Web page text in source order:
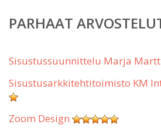
PARHAAT
Sisustussuunnittelu Marja
Sisustusarkkitehtitoimisto KM
Zoom Design